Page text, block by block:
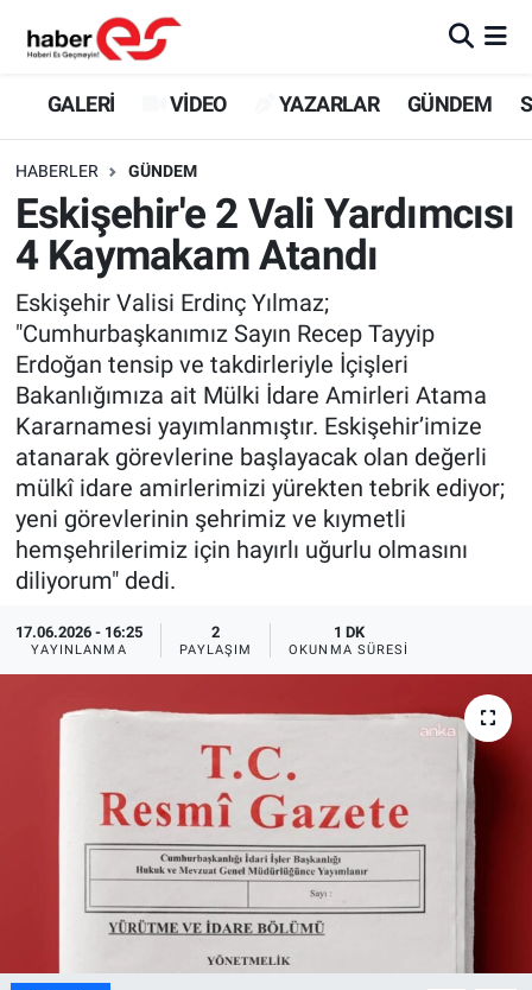
GALERİ VİDEO YAZARLAR GÜNDEM
HABERLER GÜNDEM
Eskişehir'e 2 Vali Yardımcısı
4 Kaymakam Atandı
Eskişehir Valisi Erdinç Yılmaz;
"Cumhurbaşkanımız Sayın Recep Tayyip
Erdoğan tensip ve takdirleriyle İçişleri
Bakanlığımıza ait Mülki İdare Amirleri Atama
Kararnamesi yayımlanmıştır. Eskişehir’imize
atanarak görevlerine başlayacak olan değerli
mülkî idare amirlerimizi yürekten tebrik ediyor;
yeni görevlerinin şehrimiz ve kıymetli
hemşehrilerimiz için hayırlı uğurlu olmasını
diliyorum" dedi.
17.06.2026 - 16:25
YAYINLANMA
2
PAYLAŞIM
1 DK
OKUNMA SÜRESI
GALERİ
YAZARLAR
GÜNDEM
SİYASET
TEKNOLOJİ
EKONOMİ
SPOR
ASAYİŞ
Eskişehir Nöbetçi Eczaneler
Eskişehir Trafik Yoğunluk Haritası
Süper Lig Puan Durumu ve Fikstür
Tüm Manşetler
Son Dakika Haberleri
Haber Arşivi